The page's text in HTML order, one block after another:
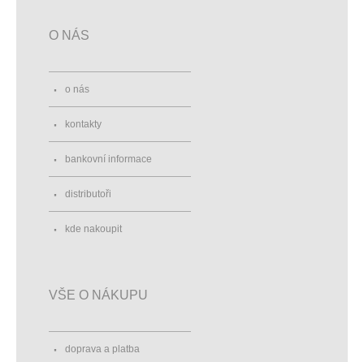
O NÁS
o nás
kontakty
bankovní informace
distributoři
kde nakoupit
VŠE O NÁKUPU
doprava a platba